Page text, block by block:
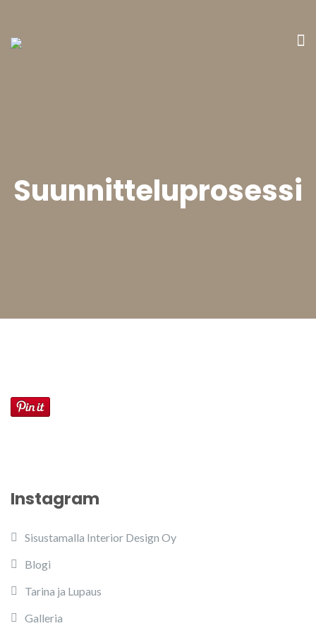
Suunnitteluprosessi
Instagram
Sisustamalla Interior Design Oy
Blogi
Tarina ja Lupaus
Galleria